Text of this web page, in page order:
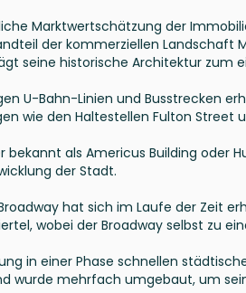
Marktwertschätzung der
der kommerziellen Landschaft
seine historische Architektur zum
U-Bahn-Linien und Busstrecken
wie den Haltestellen Fulton Street
bekannt als Americus Building oder
der Stadt.
hat sich im Laufe der Zeit
wobei der Broadway selbst zu
in einer Phase schnellen
wurde mehrfach umgebaut, um